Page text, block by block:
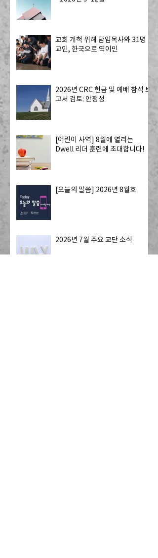
교회 개척 위해 담임목사와 31명
교인, 한국으로 역이민
2026년 CRC 헌금 및 예배 참석 보
고서 검토: 안정성
[어린이 사역] 8월에 열리는
Dwell 리더 훈련에 초대합니다!
[오늘의 말씀] 2026년 8월호
2026년 7월 주요 교단 소식